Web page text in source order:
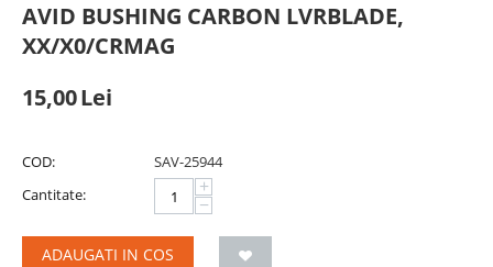
AVID BUSHING CARBON LVRBLADE,
XX/X0/CRMAG
15,00Lei
COD:
SAV-25944
Cantitate:
+
−
ADAUGATI IN COS